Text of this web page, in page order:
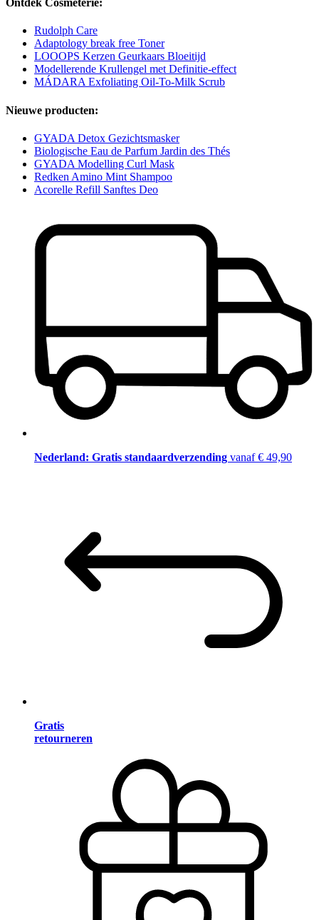
Ontdek Cosmeterie:
Rudolph Care
Adaptology break free Toner
LOOOPS Kerzen Geurkaars Bloeitijd
Modellerende Krullengel met Definitie-effect
MÁDARA Exfoliating Oil-To-Milk Scrub
Nieuwe producten:
GYADA Detox Gezichtsmasker
Biologische Eau de Parfum Jardin des Thés
GYADA Modelling Curl Mask
Redken Amino Mint Shampoo
Acorelle Refill Sanftes Deo
Nederland: Gratis standaardverzending vanaf € 49,90
Gratis
retourneren